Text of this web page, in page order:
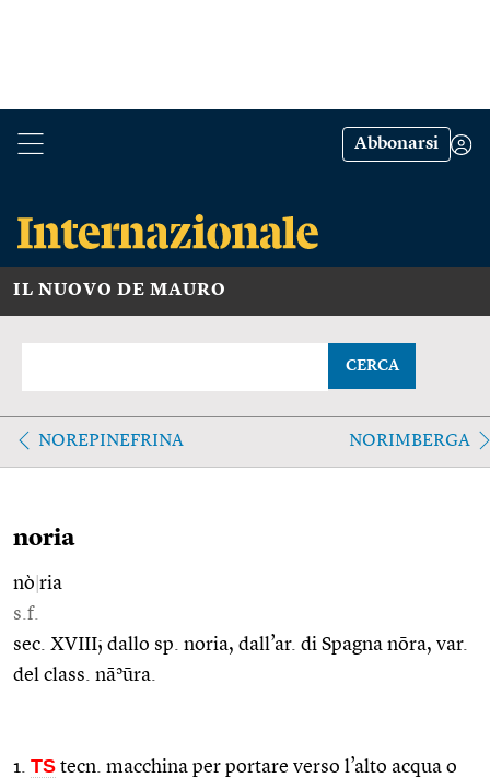
Abbonarsi
IL NUOVO DE MAURO
CERCA
NOREPINEFRINA NORIMBERGA
noria
nò ria
s.f.
sec. XVIII; dallo sp. noria, dall’ar. di Spagna nōra, var.
del class. nāʾūra.
1. TS tecn. macchina per portare verso l’alto acqua o